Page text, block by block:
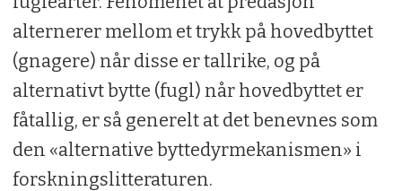
alternerer mellom et trykk på hovedbyttet
(gnagere) når disse er tallrike, og på
alternativt bytte (fugl) når hovedbyttet er
fåtallig, er så generelt at det benevnes som
den «alternative byttedyrmekanismen» i
forskningslitteraturen.